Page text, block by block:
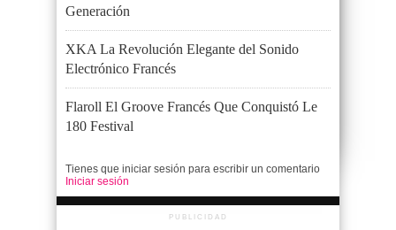
Generación
XKA La Revolución Elegante del Sonido
Electrónico Francés
Flaroll El Groove Francés Que Conquistó Le
180 Festival
Tienes que iniciar sesión para escribir un comentario
Iniciar sesión
PUBLICIDAD